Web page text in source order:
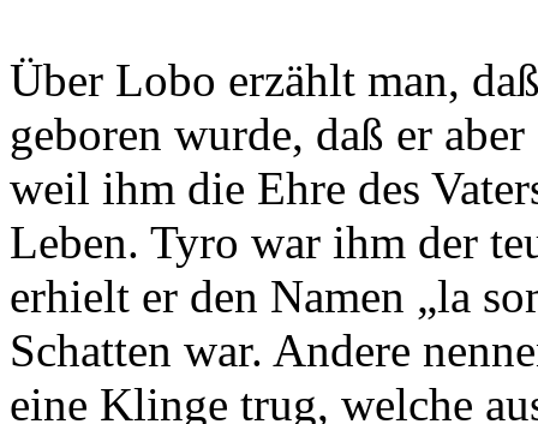
Über Lobo erzählt man,
geboren wurde, daß er
weil ihm die Ehre des
Leben. Tyro war ihm der
erhielt er den Namen „la
Schatten war. Andere
eine Klinge trug, welche